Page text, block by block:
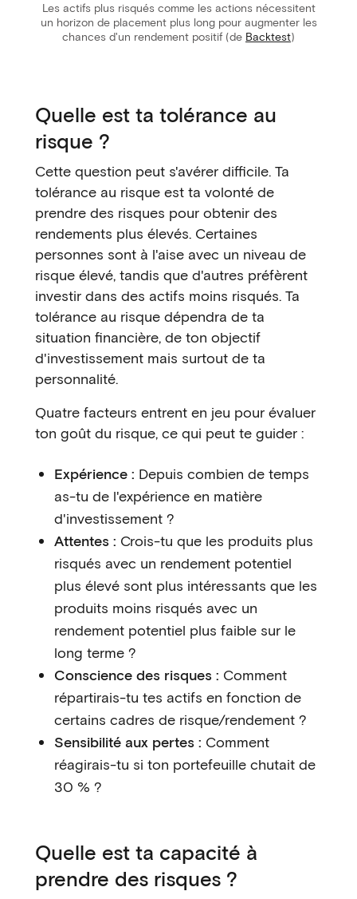
Les actifs plus risqués comme les actions nécessitent
un horizon de placement plus long pour augmenter les
chances d'un rendement positif (de Backtest)
Quelle est ta tolérance au
risque ?
Cette question peut s'avérer difficile. Ta
tolérance au risque est ta volonté de
prendre des risques pour obtenir des
rendements plus élevés. Certaines
personnes sont à l'aise avec un niveau de
risque élevé, tandis que d'autres préfèrent
investir dans des actifs moins risqués. Ta
tolérance au risque dépendra de ta
situation financière, de ton objectif
d'investissement mais surtout de ta
personnalité.
Quatre facteurs entrent en jeu pour évaluer
ton goût du risque, ce qui peut te guider :
Expérience : Depuis combien de temps
as-tu de l'expérience en matière
d'investissement ?
Attentes : Crois-tu que les produits plus
risqués avec un rendement potentiel
plus élevé sont plus intéressants que les
produits moins risqués avec un
rendement potentiel plus faible sur le
long terme ?
Conscience des risques : Comment
répartirais-tu tes actifs en fonction de
certains cadres de risque/rendement ?
Sensibilité aux pertes : Comment
réagirais-tu si ton portefeuille chutait de
30 % ?
Quelle est ta capacité à
prendre des risques ?